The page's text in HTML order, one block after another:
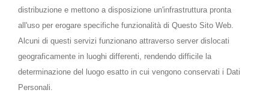
distribuzione e mettono a disposizione un'infrastruttura pronta
all'uso per erogare specifiche funzionalità di Questo Sito Web.
Alcuni di questi servizi funzionano attraverso server dislocati
geograficamente in luoghi differenti, rendendo difficile la
determinazione del luogo esatto in cui vengono conservati i Dati
Personali.